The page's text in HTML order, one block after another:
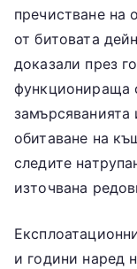
пречистване на
от битовата
доказали през
функционираща
обитаване на
следите
източвана
и години наред